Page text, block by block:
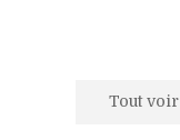
Tout voir